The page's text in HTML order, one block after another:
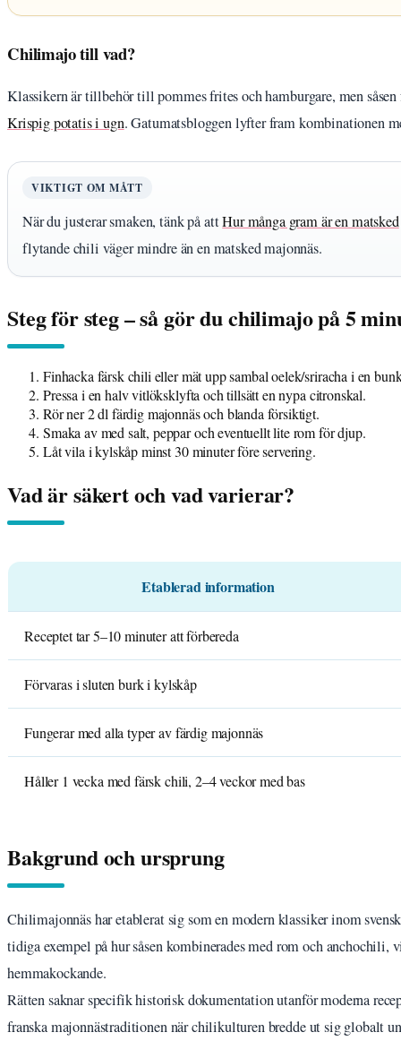
Chilimajo till vad?
Klassikern är tillbehör till pommes frites och hamburgare, men
Krispig potatis i ugn. Gatumatsbloggen lyfter fram kombinationen
VIKTIGT OM MÅTT
När du justerar smaken, tänk på attHur många gram är en matsked
flytande chili väger mindre än en matsked majonnäs.
Steg för steg – så gör du chilimajo på 5
Finhacka färsk chili eller mät upp sambal oelek/sriracha i en
Pressa i en halv vitlöksklyfta och tillsätt en nypa citronskal.
Rör ner 2 dl färdig majonnäs och blanda försiktigt.
Smaka av med salt, peppar och eventuellt lite rom för djup.
Låt vila i kylskåp minst 30 minuter före servering.
Vad är säkert och vad varierar?
Etablerad information
Receptet tar 5–10 minuter att förbereda
Förvaras i sluten burk i kylskåp
Fungerar med alla typer av färdig majonnäs
Håller 1 vecka med färsk chili, 2–4 veckor med bas
Bakgrund och ursprung
Chilimajonnäs har etablerat sig som en modern klassiker inom
tidiga exempel på hur såsen kombinerades med rom och
hemmakockande.
Rätten saknar specifik historisk dokumentation utanför moderna
franska majonnästraditionen när chilikulturen bredde ut sig globalt